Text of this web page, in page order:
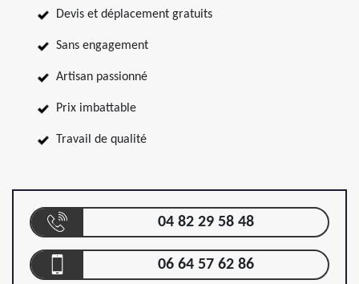
Devis et déplacement gratuits
Sans engagement
Artisan passionné
Prix imbattable
Travail de qualité
04 82 29 58 48
06 64 57 62 86